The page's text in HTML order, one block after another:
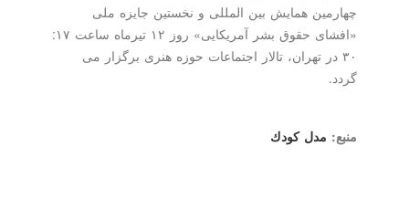
چهارمین همایش بین المللی و نخستین جایزه ملی
«افشای حقوق بشر آمریكایی» روز ۱۲ تیرماه ساعت ۱۷:
۳۰ در تهران، تالار اجتماعات حوزه هنری برگزار می
مدل كودك